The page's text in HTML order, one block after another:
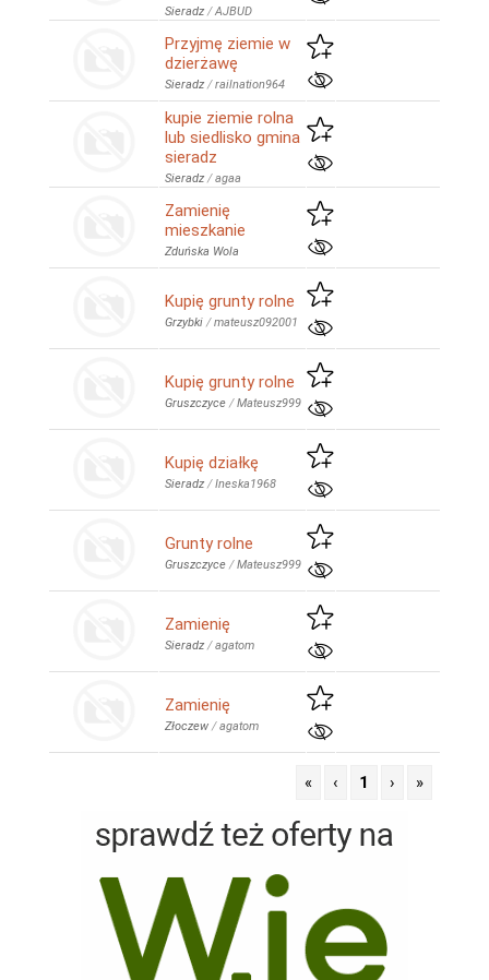
Sieradz /AJBUD
Przyjmę ziemie w
dzierżawę
Sieradz /railnation964
kupie ziemie rolna
lub siedlisko gmina
sieradz
Sieradz /agaa
Zamienię
mieszkanie
Zduńska Wola
Kupię grunty rolne
Grzybki /mateusz092001
Kupię grunty rolne
Gruszczyce /Mateusz999
Kupię działkę
Sieradz /Ineska1968
Grunty rolne
Gruszczyce /Mateusz999
Zamienię
Sieradz /agatom
Zamienię
Złoczew /agatom
« ‹ 1 › »